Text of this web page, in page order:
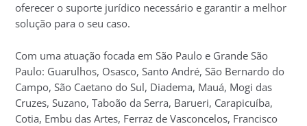
oferecer o suporte jurídico necessário e garantir a melhor
solução para o seu caso.
Com uma atuação focada em São Paulo e Grande São
Paulo: Guarulhos, Osasco, Santo André, São Bernardo do
Campo, São Caetano do Sul, Diadema, Mauá, Mogi das
Cruzes, Suzano, Taboão da Serra, Barueri, Carapicuíba,
Cotia, Embu das Artes, Ferraz de Vasconcelos, Francisco